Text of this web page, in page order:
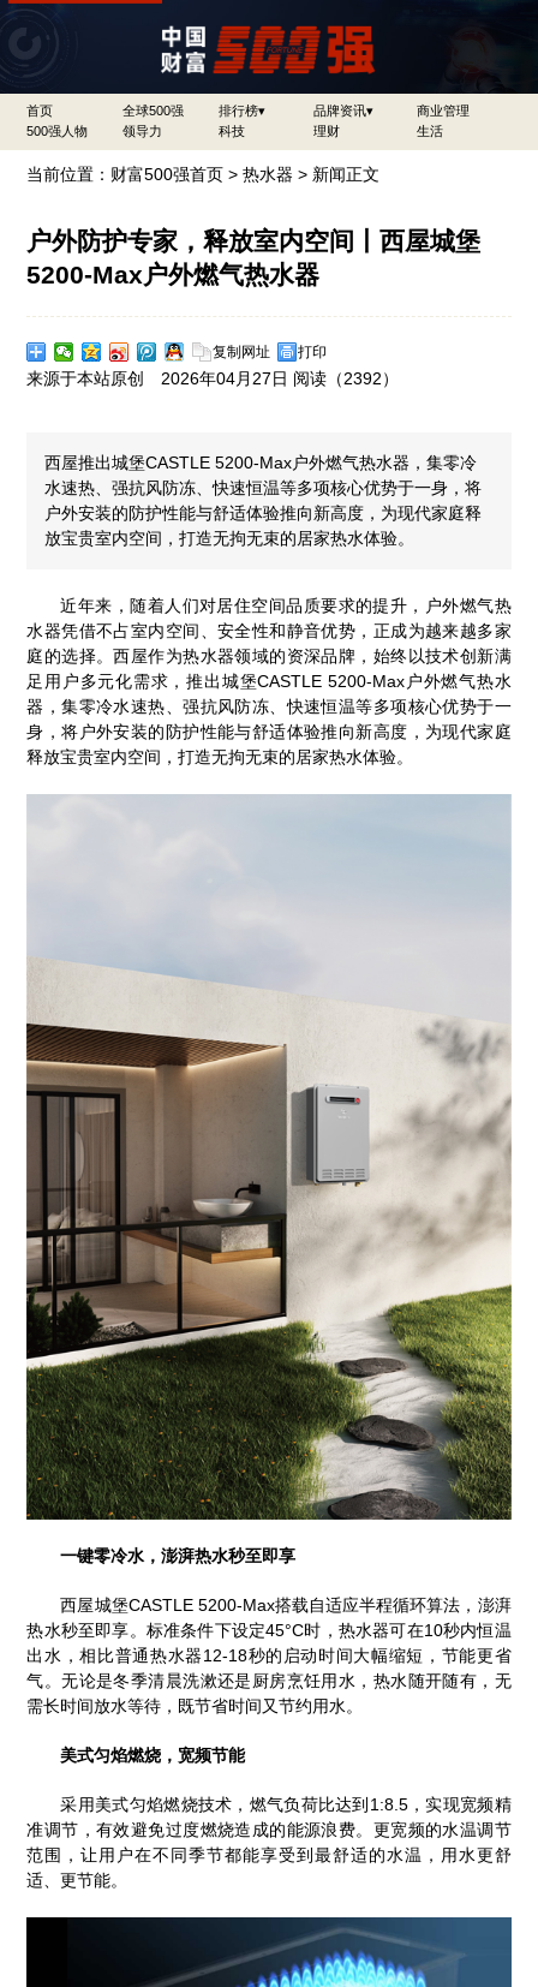
首页 全球500强 排行榜▾ 品牌资讯▾
商业管理
500强人物
领导力 科技 理财 生活
当前位置： 财富500强首页 >热水器 > 新闻正文
户外防护专家，释放室内空间丨西屋城堡
5200-Max户外燃气热水器
复制网址 打印
来源于本站原创 2026年04月27日 阅读（2392）
西屋推出城堡CASTLE 5200-Max户外燃气热水器，集零冷
水速热、强抗风防冻、快速恒温等多项核心优势于一身，将
户外安装的防护性能与舒适体验推向新高度，为现代家庭释
放宝贵室内空间，打造无拘无束的居家热水体验。
近年来，随着人们对居住空间品质要求的提升，户外燃气热
水器凭借不占室内空间、安全性和静音优势，正成为越来越多家
庭的选择。西屋作为热水器领域的资深品牌，始终以技术创新满
足用户多元化需求，推出城堡CASTLE 5200-Max户外燃气热水
器，集零冷水速热、强抗风防冻、快速恒温等多项核心优势于一
身，将户外安装的防护性能与舒适体验推向新高度，为现代家庭
释放宝贵室内空间，打造无拘无束的居家热水体验。
一键零冷水，澎湃热水秒至即享
西屋城堡CASTLE 5200-Max搭载自适应半程循环算法，澎湃
热水秒至即享。标准条件下设定45°C时，热水器可在10秒内恒温
出水，相比普通热水器12-18秒的启动时间大幅缩短，节能更省
气。无论是冬季清晨洗漱还是厨房烹饪用水，热水随开随有，无
需长时间放水等待，既节省时间又节约用水。
美式匀焰燃烧，宽频节能
采用美式匀焰燃烧技术，燃气负荷比达到1:8.5，实现宽频精
准调节，有效避免过度燃烧造成的能源浪费。更宽频的水温调节
范围，让用户在不同季节都能享受到最舒适的水温，用水更舒
适、更节能。